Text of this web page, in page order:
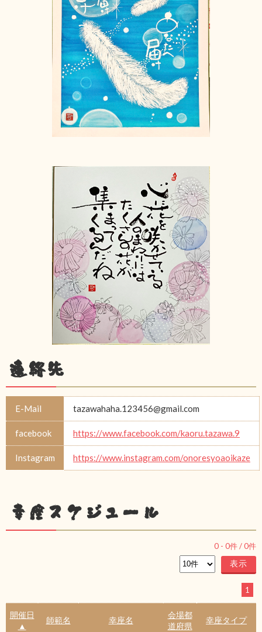
連絡先
E-Mail tazawahaha.123456@gmail.com
facebook https://www.facebook.com/kaoru.tazawa.9
Instagram https://www.instagram.com/onoresyoaoikaze
幸座スケジュール
0 - 0件 /0件
1
開催日
▲
師範名 幸座名
会場都
道府県
幸座タイプ